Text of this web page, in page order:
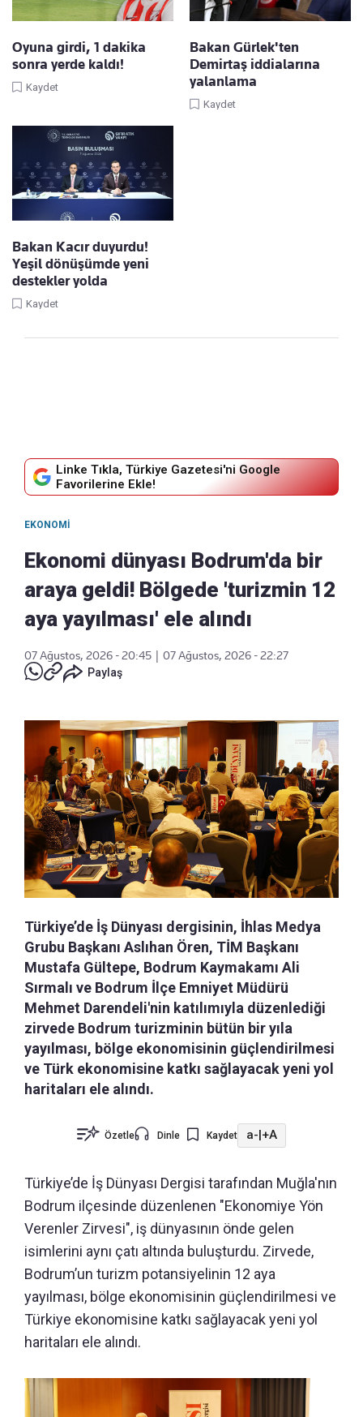
Oyuna girdi, 1 dakika
sonra yerde kaldı!
Kaydet
Bakan Gürlek'ten
Demirtaş iddialarına
yalanlama
Kaydet
Bakan Kacır duyurdu!
Yeşil dönüşümde yeni
destekler yolda
Kaydet
Linke Tıkla, Türkiye Gazetesi'ni Google
Favorilerine Ekle!
EKONOMI
Ekonomi dünyası Bodrum'da bir
araya geldi! Bölgede 'turizmin 12
aya yayılması' ele alındı
07 Ağustos, 2026 - 20:45
07 Ağustos, 2026 - 22:27
Paylaş
Türkiye’de İş Dünyası dergisinin, İhlas Medya
Grubu Başkanı Aslıhan Ören, TİM Başkanı
Mustafa Gültepe, Bodrum Kaymakamı Ali
Sırmalı ve Bodrum İlçe Emniyet Müdürü
Mehmet Darendeli'nin katılımıyla düzenlediği
zirvede Bodrum turizminin bütün bir yıla
yayılması, bölge ekonomisinin güçlendirilmesi
ve Türk ekonomisine katkı sağlayacak yeni yol
haritaları ele alındı.
Özetle Dinle Kaydet a-|+A
Türkiye’de İş Dünyası Dergisi tarafından Muğla'nın
Bodrum ilçesinde düzenlenen "Ekonomiye Yön
Verenler Zirvesi", iş dünyasının önde gelen
isimlerini aynı çatı altında buluşturdu. Zirvede,
Bodrum’un turizm potansiyelinin 12 aya
yayılması, bölge ekonomisinin güçlendirilmesi ve
Türkiye ekonomisine katkı sağlayacak yeni yol
haritaları ele alındı.